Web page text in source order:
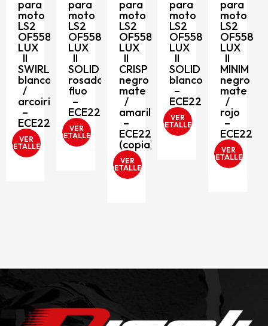
para
moto
LS2
OF558
LUX
II
SWIRL
blanco
/
arcoiris
–
ECE2206
VER
DETALLES
para
moto
LS2
OF558
LUX
II
SOLID
rosado
fluo
–
ECE2206
VER
DETALLES
para
moto
LS2
OF558
LUX
II
CRISP
negro
mate
/
amarillo
–
ECE2206
(copia)
VER
DETALLES
para
moto
LS2
OF558
LUX
II
SOLID
blanco
–
ECE2206
VER
DETALLES
para
moto
LS2
OF558
LUX
II
MINIM
negro
mate
/
rojo
–
ECE2206
VER
DETALLES